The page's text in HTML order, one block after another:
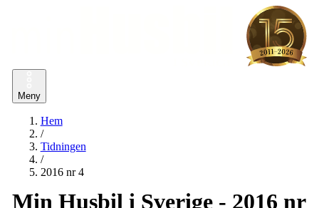
Meny
Hem
/
Tidningen
/
2016 nr 4
Min Husbil i Sverige - 2016 nr